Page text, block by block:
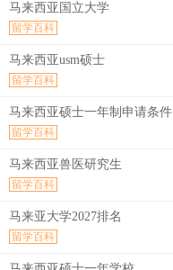
马来西亚国立大学
留学百科
马来西亚usm硕士
留学百科
马来西亚硕士一年制申请条件
留学百科
马来西亚兽医研究生
留学百科
马来亚大学2027排名
留学百科